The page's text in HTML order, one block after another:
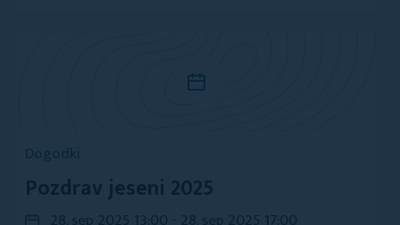
Dogodki
Pozdrav jeseni 2025